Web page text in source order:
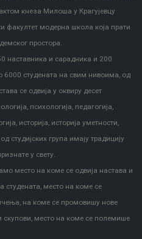
кнеза Милоша у Крагујевцу
факултет модерна школа која прати
простора.
наставника и сарадника и 200
6000 студената на свим нивоима, од
се одвија у оквиру десет
психологија, педагогија,
историја, историја уметности,
студијских група имају традицију
у свету.
место на коме се одвија настава и
студената, место на коме се
на коме се промовишу нове
скупови, место на коме се полемише